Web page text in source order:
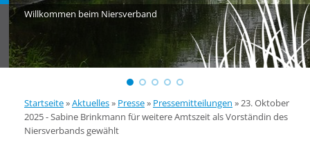
Willkommen beim Niersverband
Startseite»Aktuelles» Presse» Pressemitteilungen »23. Oktober
2025 - Sabine Brinkmann für weitere Amtszeit als Vorständin des
Niersverbands gewählt